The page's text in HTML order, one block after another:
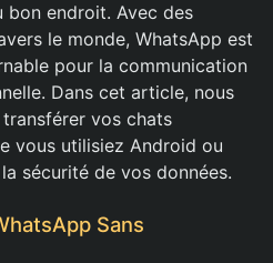
bon endroit. Avec des
le monde, WhatsApp est
pour la communication
Dans cet article, nous
vos chats
vous utilisiez Android ou
sécurité de vos données.
Sans